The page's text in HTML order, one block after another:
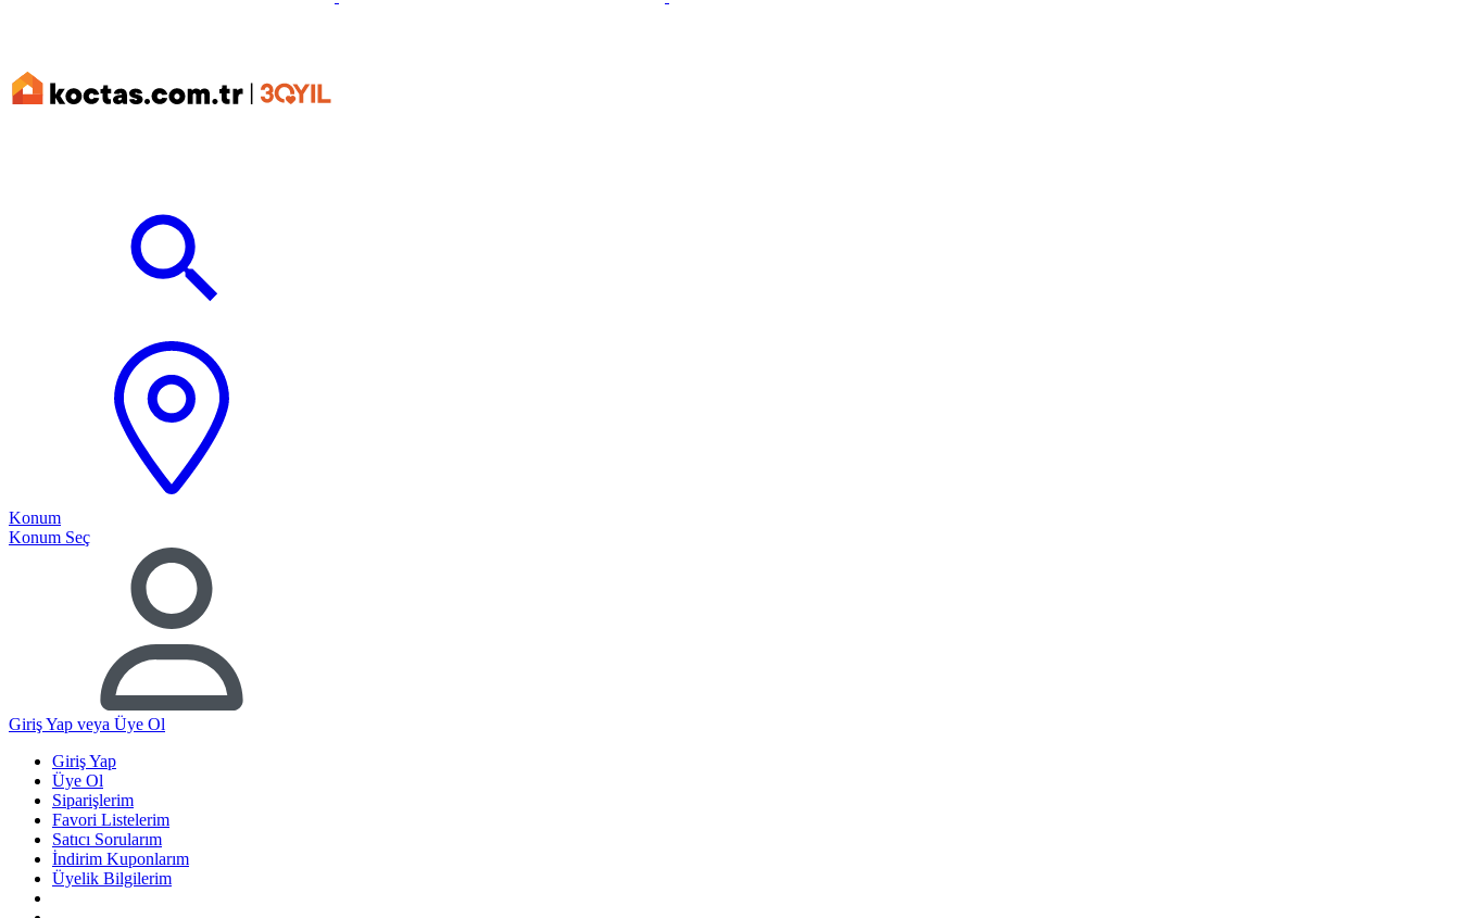
Konum
Konum Seç
Giriş Yap veya Üye Ol
Giriş Yap
Üye Ol
Siparişlerim
Favori Listelerim
Satıcı Sorularım
İndirim Kuponlarım
Üyelik Bilgilerim